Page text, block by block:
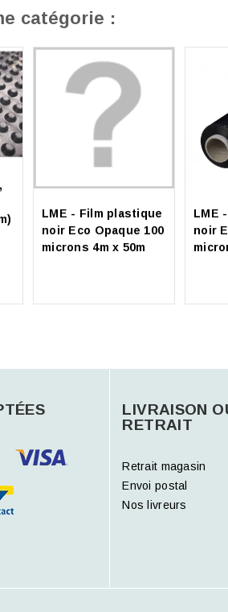
catégorie :
LME - Film plastique
noir Eco Opaque 100
microns 4m x 50m
LME
noir
LIVRAISON
RETRAIT
Retrait magasin
Envoi postal
Nos livreurs